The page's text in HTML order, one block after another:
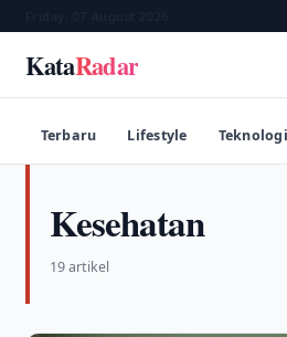
KataRadar
Terbaru Lifestyle Teknologi
Kesehatan
19 artikel